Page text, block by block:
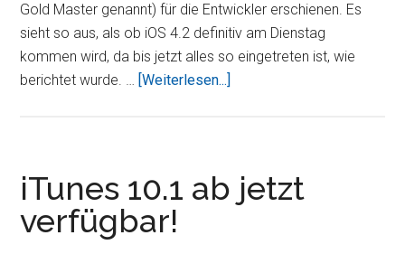
Gold Master genannt) für die Entwickler erschienen. Es
sieht so aus, als ob iOS 4.2 definitiv am Dienstag
kommen wird, da bis jetzt alles so eingetreten ist, wie
berichtet wurde. … [Weiterlesen...]
Master
Version
iTunes 10.1 ab jetzt
verfügbar!